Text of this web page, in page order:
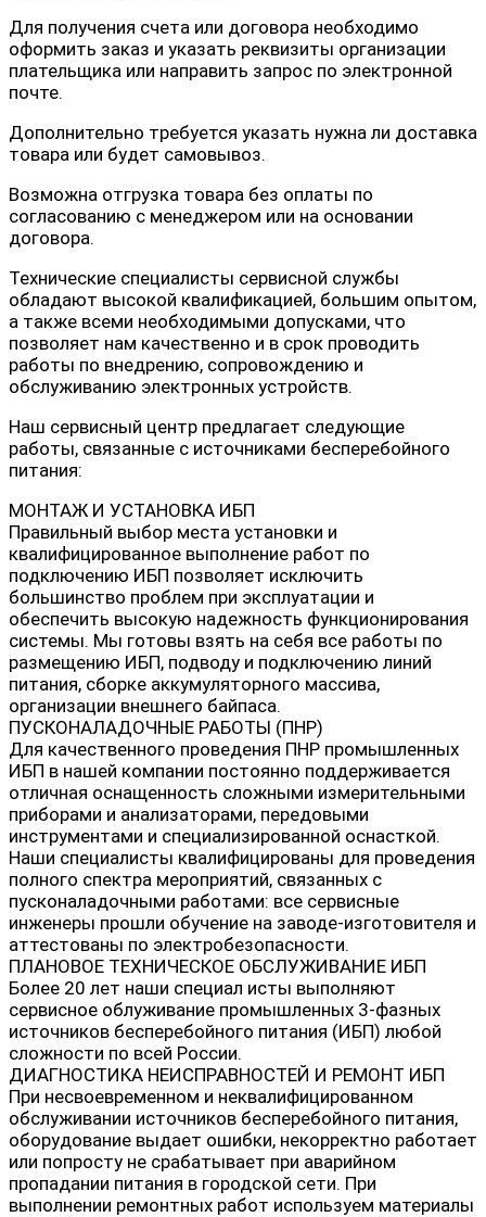
Для получения счета или договора необходимо
оформить заказ и указать реквизиты организации
плательщика или направить запрос по электронной
почте.
Дополнительно требуется указать нужна ли доставка
товара или будет самовывоз.
Возможна отгрузка товара без оплаты по
согласованию с менеджером или на основании
договора.
Технические специалисты сервисной службы
обладают высокой квалификацией, большим опытом,
а также всеми необходимыми допусками, что
позволяет нам качественно и в срок проводить
работы по внедрению, сопровождению и
обслуживанию электронных устройств.
Наш сервисный центр предлагает следующие
работы, связанные с источниками бесперебойного
питания:
МОНТАЖ И УСТАНОВКА ИБП
Правильный выбор места установки и
квалифицированное выполнение работ по
подключению ИБП позволяет исключить
большинство проблем при эксплуатации и
обеспечить высокую надежность функционирования
системы. Мы готовы взять на себя все работы по
размещению ИБП, подводу и подключению линий
питания, сборке аккумуляторного массива,
организации внешнего байпаса.
ПУСКОНАЛАДОЧНЫЕ РАБОТЫ (ПНР)
Для качественного проведения ПНР промышленных
ИБП в нашей компании постоянно поддерживается
отличная оснащенность сложными измерительными
приборами и анализаторами, передовыми
инструментами и специализированной оснасткой.
Наши специалисты квалифицированы для проведения
полного спектра мероприятий, связанных с
пусконаладочными работами: все сервисные
инженеры прошли обучение на заводе-изготовителя и
аттестованы по электробезопасности.
ПЛАНОВОЕ ТЕХНИЧЕСКОЕ ОБСЛУЖИВАНИЕ ИБП
Более 20 лет наши специал исты выполняют
сервисное облуживание промышленных 3-фазных
источников бесперебойного питания (ИБП) любой
сложности по всей России.
ДИАГНОСТИКА НЕИСПРАВНОСТЕЙ И РЕМОНТ ИБП
При несвоевременном и неквалифицированном
обслуживании источников бесперебойного питания,
оборудование выдает ошибки, некорректно работает
или попросту не срабатывает при аварийном
пропадании питания в городской сети. При
выполнении ремонтных работ используем материалы